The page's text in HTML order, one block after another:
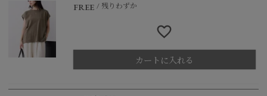
FREE 残りわずか
カートに入れる